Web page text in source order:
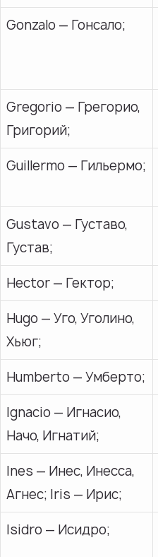
Gonzalo — Гонсало;
Gregorio — Грегорио,
Григорий;
Guillermo — Гильермо;
Gustavo — Густаво,
Густав;
Hector — Гектор;
Hugo — Уго, Уголино,
Хьюг;
Humberto — Умберто;
Ignacio — Игнасио,
Начо, Игнатий;
Ines — Инес, Инесса,
Агнес; Iris — Ирис;
Isidro — Исидро;